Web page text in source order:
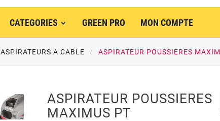
CATEGORIES GREEN PRO MON COMPTE
ASPIRATEURS A CABLE ASPIRATEUR POUSSIERES
ASPIRATEUR POUSSIERES
MAXIMUS PT